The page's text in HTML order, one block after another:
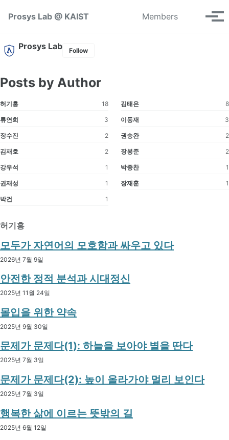
Prosys Lab @ KAIST
Members Toggle
Prosys Lab Follow
Posts by Author
허기홍 18 김태은 8
류연희 3 이동재 3
장수진 2 권승완 2
김재호 2 장봉준 2
강우석 1 박종찬 1
권재성 1 장재훈 1
박건 1
허기홍
모두가 자연어의 모호함과 싸우고 있다
2026년 7월 9일
안전한 정적 분석과 시대정신
2025년 11월 24일
몰입을 위한 약속
2025년 9월 30일
문제가 문제다(1): 하늘을 보아야 별을 딴다
2025년 7월 3일
문제가 문제다(2): 높이 올라가야 멀리 보인다
2025년 7월 3일
행복한 삶에 이르는 뜻밖의 길
2025년 6월 12일